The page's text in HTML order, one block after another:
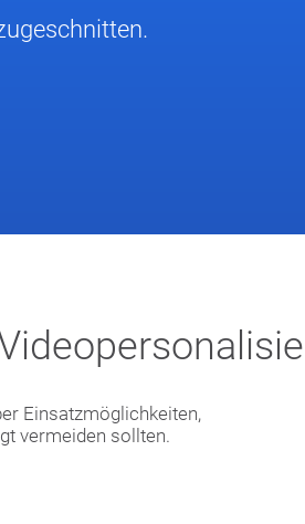
Einsatzmöglichkeiten,
vermeiden sollten.